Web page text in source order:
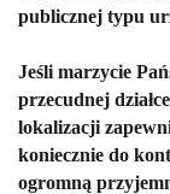
publicznej typu
Jeśli marzycie
przecudnej
lokalizacji
koniecznie do
ogromną